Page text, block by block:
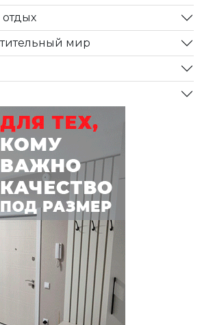
мир